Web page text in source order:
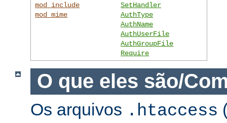
mod_include
mod_mime
SetHandler
AuthType
AuthName
AuthUserFile
AuthGroupFile
Require
O que eles são/
Os arquivos .htaccess